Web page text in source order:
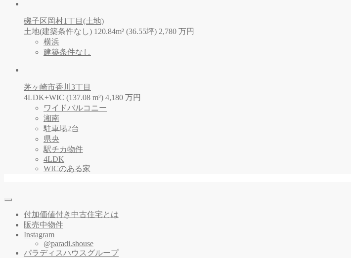
磯子区岡村1丁目(土地)
土地(建築条件なし) 120.84m² (36.55坪) 2,780 万円
横浜
建築条件なし
茅ヶ崎市香川3丁目
4LDK+WIC (137.08 m²) 4,180 万円
ワイドバルコニー
湘南
駐車場2台
県央
駅チカ物件
4LDK
WICのある家
付加価値付き中古住宅とは
販売中物件
Instagram
@paradi.shouse
パラディスハウスグループ